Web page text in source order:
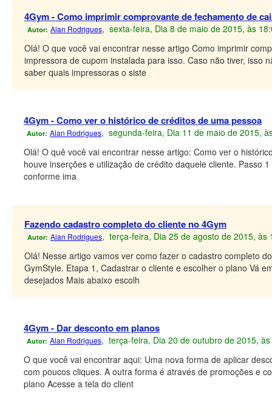
4Gym - Como imprimir comprovante de fechamento de
Autor: Alan Rodrigues, sexta-feira, Dia 8 de maio de 2015, às
Olá! O que você vai encontrar nesse artigo Como imprimir
impressora de cupom instalada para isso. Caso não tiver, isso
saber quais impressoras o siste
4Gym - Como ver o histórico de créditos de uma pessoa
Autor: Alan Rodrigues, segunda-feira, Dia 11 de maio de 2015,
Olá! O quê você vai encontrar nesse artigo: Como ver o
houve inserções e utilização de crédito daquele cliente. Passo
conforme ima
Fazendo cadastro completo do cliente no 4Gym
Autor: Alan Rodrigues, terça-feira, Dia 25 de agosto de 2015, às
Olá! Nesse artigo vamos ver como fazer o cadastro completo
GymStyle. Etapa 1, Cadastrar o cliente e escolher o plano Vá
desejados Mais abaixo escolh
4Gym - Dar desconto em planos
Autor: Alan Rodrigues, terça-feira, Dia 20 de outubro de 2015,
O que você vai encontrar aqui: Uma nova forma de aplicar
com poucos cliques. A outra forma é através de promoções e
plano Acesse a tela do client